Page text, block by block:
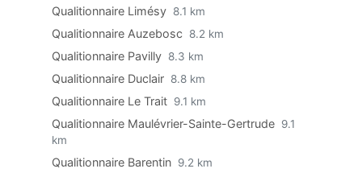
Qualitionnaire Limésy 8.1 km
Qualitionnaire Auzebosc 8.2 km
Qualitionnaire Pavilly 8.3 km
Qualitionnaire Duclair 8.8 km
Qualitionnaire Le Trait 9.1 km
Qualitionnaire Maulévrier-Sainte-Gertrude 9.1
km
Qualitionnaire Barentin 9.2 km